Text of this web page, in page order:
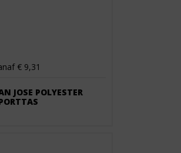
€ 9,31
JOSE POLYESTER